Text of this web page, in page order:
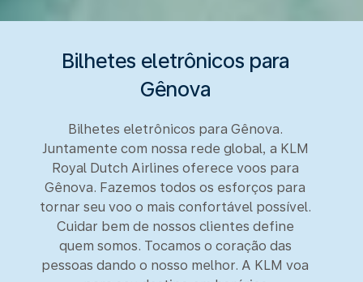
Bilhetes eletrônicos para
Gênova
Bilhetes eletrônicos para Gênova.
Juntamente com nossa rede global, a KLM
Royal Dutch Airlines oferece voos para
Gênova. Fazemos todos os esforços para
tornar seu voo o mais confortável possível.
Cuidar bem de nossos clientes define
quem somos. Tocamos o coração das
pessoas dando o nosso melhor. A KLM voa